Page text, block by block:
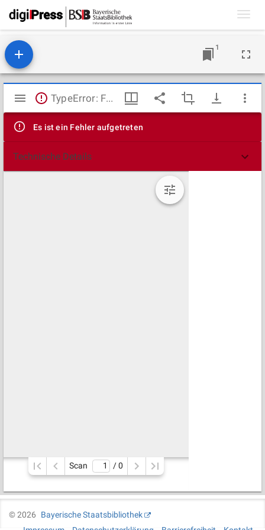
1
Mirador
Viewer
TypeError: Failed to fetch
Es ist ein Fehler aufgetreten
Technische Details
Scan / 0
©2026
Bayerische Staatsbibliothek